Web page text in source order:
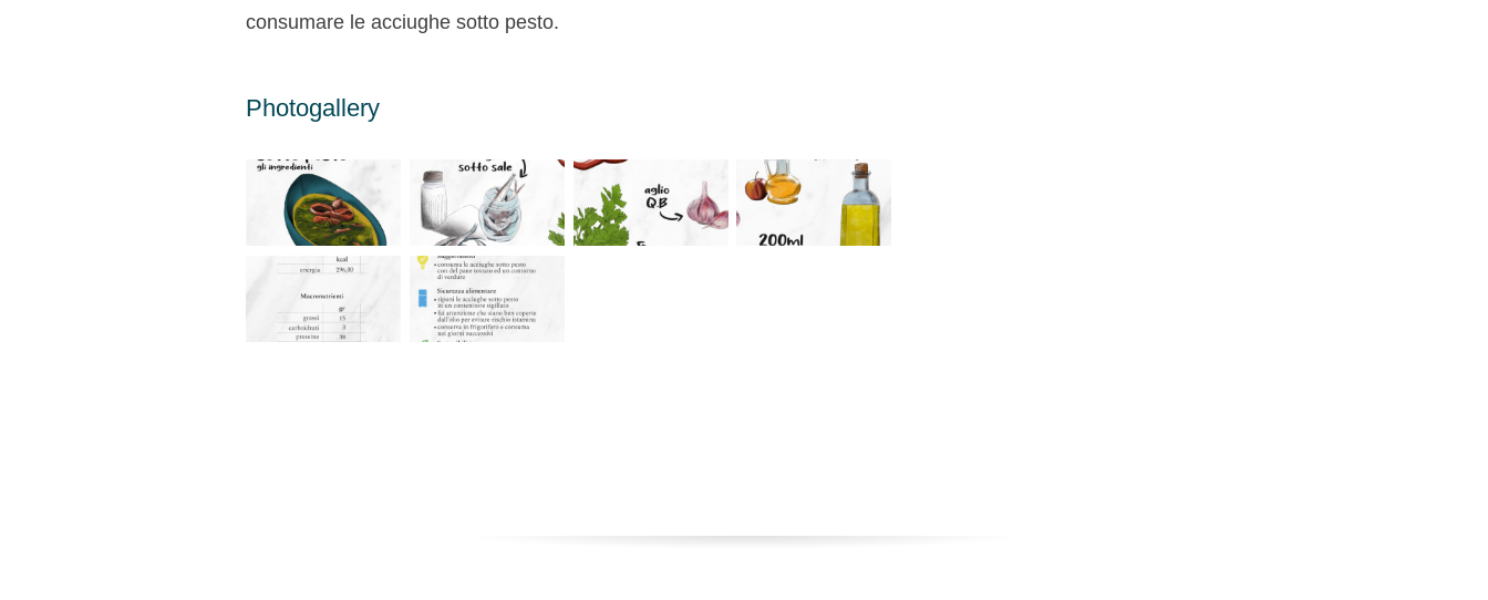
consumare le acciughe sotto pesto.
Photogallery